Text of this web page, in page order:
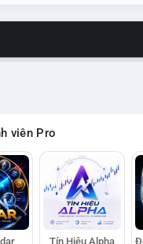
viên Pro
Tín Hiệu Alpha